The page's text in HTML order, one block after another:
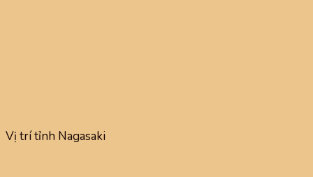
Vị trí tỉnh Nagasaki